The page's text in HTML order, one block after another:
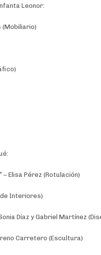
Leonor:
(Mobiliario)
Elisa Pérez (Rotulación)
de Interiores)
Díaz y Gabriel Martínez
Carretero (Escultura)